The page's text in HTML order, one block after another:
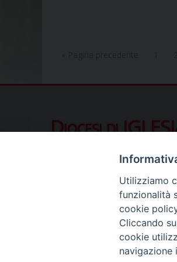
Diocesi di
Piazza Municipio 10,
Telefono (ore ufficio):
Segreteria del Vescovo:
Cancelleria (richiesta
Comunicazione & media
Utilizziamo
funzionalità
cookie
Cliccando
cookie
navigazione